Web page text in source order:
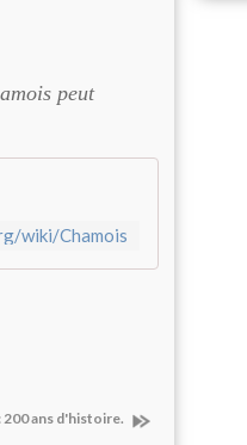
peut
wiki/Chamois
200 ans d'histoire.